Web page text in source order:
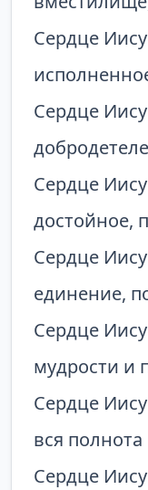
Сердце
Сердце
Сердце
достойное,
Сердце
единение,
Сердце
мудрости и
Сердце
вся
Сердце